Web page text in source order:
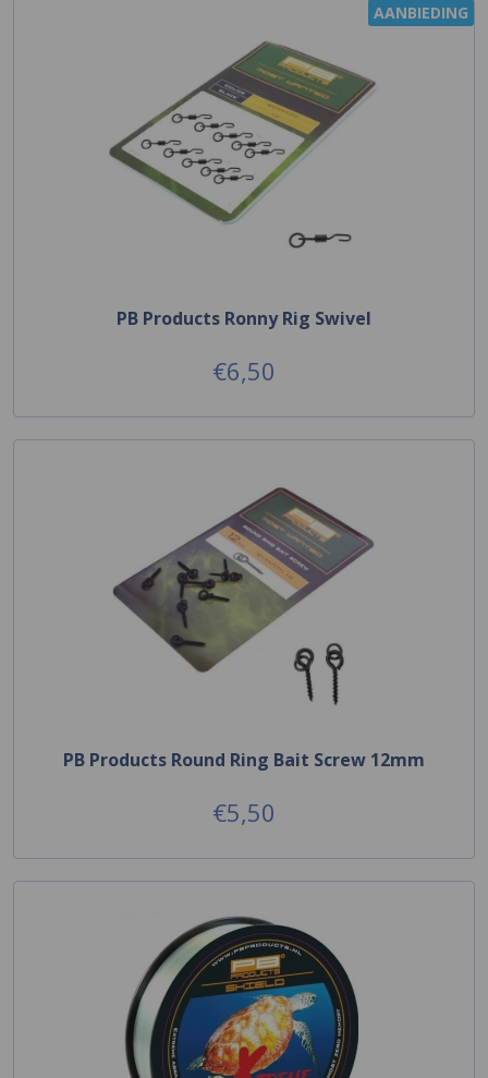
AANBIEDING
PB Products Ronny Rig Swivel
€6,50
PB Products Round Ring Bait Screw 12mm
€5,50